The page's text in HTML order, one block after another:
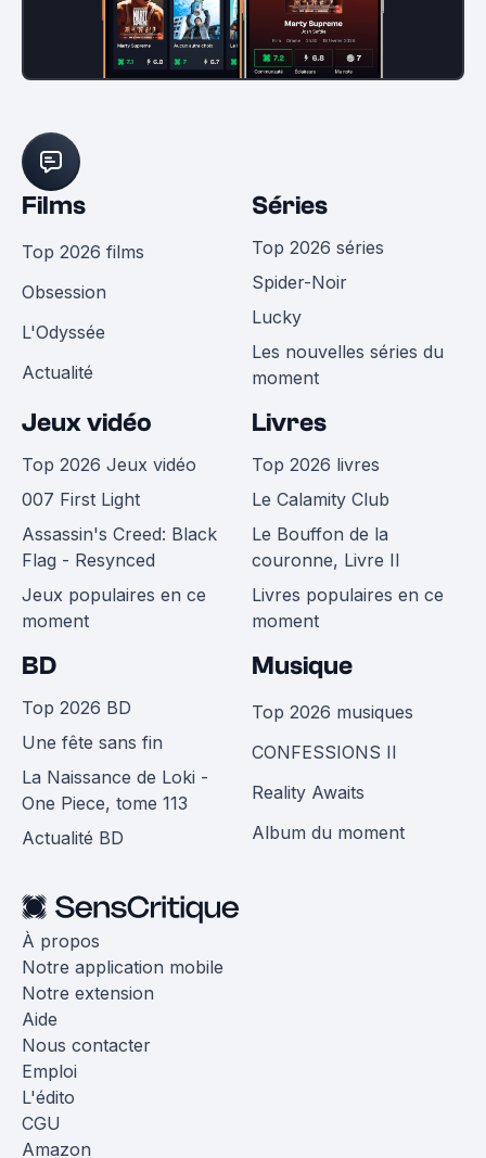
Films
Top 2026 films
Obsession
L'Odyssée
Actualité
Séries
Top 2026 séries
Spider-Noir
Lucky
Les nouvelles séries du
moment
Jeux vidéo
Top 2026 Jeux vidéo
007 First Light
Assassin's Creed: Black
Flag - Resynced
Jeux populaires en ce
moment
Livres
Top 2026 livres
Le Calamity Club
Le Bouffon de la
couronne, Livre II
Livres populaires en ce
moment
BD
Top 2026 BD
Une fête sans fin
La Naissance de Loki -
One Piece, tome 113
Actualité BD
Musique
Top 2026 musiques
CONFESSIONS II
Reality Awaits
Album du moment
À propos
Notre application mobile
Notre extension
Aide
Nous contacter
Emploi
L'édito
CGU
Amazon